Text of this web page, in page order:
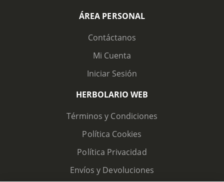
ÁREA PERSONAL
Contáctanos
Mi Cuenta
Iniciar Sesión
HERBOLARIO WEB
Términos y Condiciones
Política Cookies
Política Privacidad
Envíos y Devoluciones